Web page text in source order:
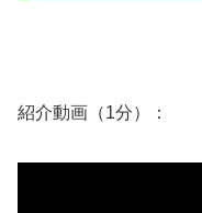
紹介動画（1分）：